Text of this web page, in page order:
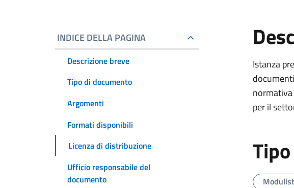
INDICE DELLA PAGINA
Descrizione breve
Tipo di documento
Argomenti
Formati disponibili
Licenza di distribuzione
Ufficio responsabile del
documento
Istanza
per il